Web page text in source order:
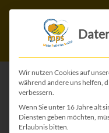
Start/
Wir nutzen Cookies auf
während andere uns helfen,
verbessern.
Wenn Sie unter 16 Jahre alt
Diensten geben möchten,
Erlaubnis bitten.